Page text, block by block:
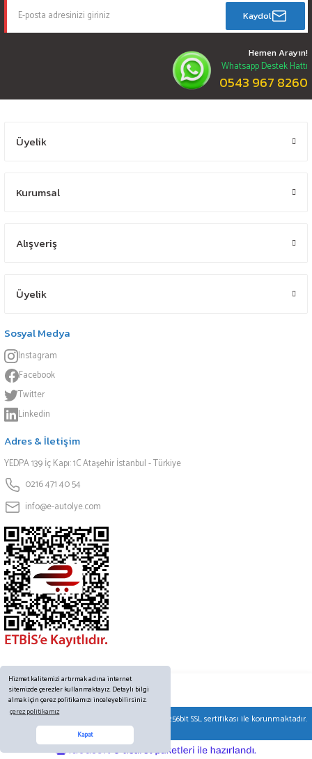
Hizmet kalitemizi artırmak adına internet
sitemizde çerezler kullanmaktayız. Detaylı bilgi
almak için çerez politikamızı inceleyebilirsiniz.
çerez politikamız
Kapat
Online Destek
Kaydol
Hemen Arayın!
Whatsapp Destek Hattı
0543 967 8260
Üyelik
Kurumsal
Alışveriş
Üyelik
Sosyal Medya
Instagram
Facebook
Twitter
Linkedin
Adres & İletişim
YEDPA 139 İç Kapı: 1C Ataşehir İstanbul - Türkiye
0216 471 40 54
info@e-autolye.com
© Tüm hakları saklıdır. Kredi kartı bilgileriniz 256bit SSL sertifikası ile korunmaktadır.
e-